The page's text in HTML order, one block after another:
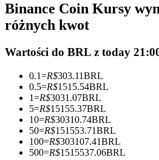
Zostań traderem kopiującym
Ciesz się podziałem zysków i
transakcji
Binance Coin Kursy
różnych kwot
Wartości do BRL z today
0.1=R$303.11BRL
0.5=R$1515.54BRL
1=R$3031.07BRL
5=R$15155.37BRL
10=R$30310.74BRL
50=R$151553.71BRL
100=R$303107.41BRL
500=R$1515537.06BRL